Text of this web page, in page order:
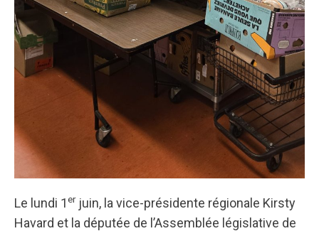
Le lundi 1erjuin, la vice-présidente régionale Kirsty
Havard et la députée de l’Assemblée législative de